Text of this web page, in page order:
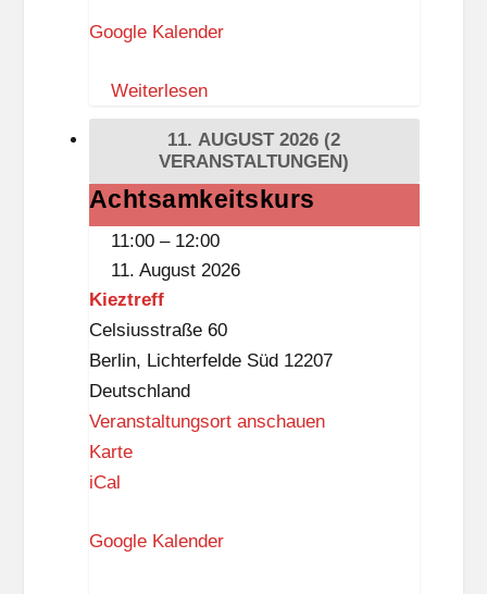
i
t
k
(
–
e
i
i
t
k
n
a
p
p
Google Kalender
Weiterlesen
11. AUGUST 2026 (2
VERANSTALTUNGEN)
Achtsamkeitskurs
Achtsamkeitskurs
11:00 – 12:00
11. August 2026
Kieztreff
Celsiusstraße 60
Berlin, Lichterfelde Süd 12207
Deutschland
Veranstaltungsort anschauen
KarteK
z
iCal
Google Kalender